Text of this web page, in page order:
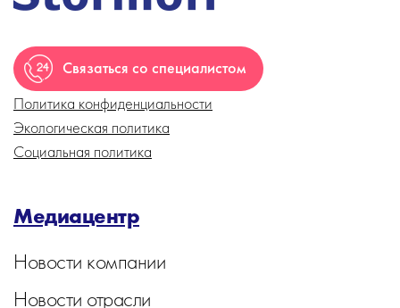
Связаться со специалистом
Политика конфиденциальности
Экологическая политика
Социальная политика
Медиацентр
Новости компании
Новости отрасли